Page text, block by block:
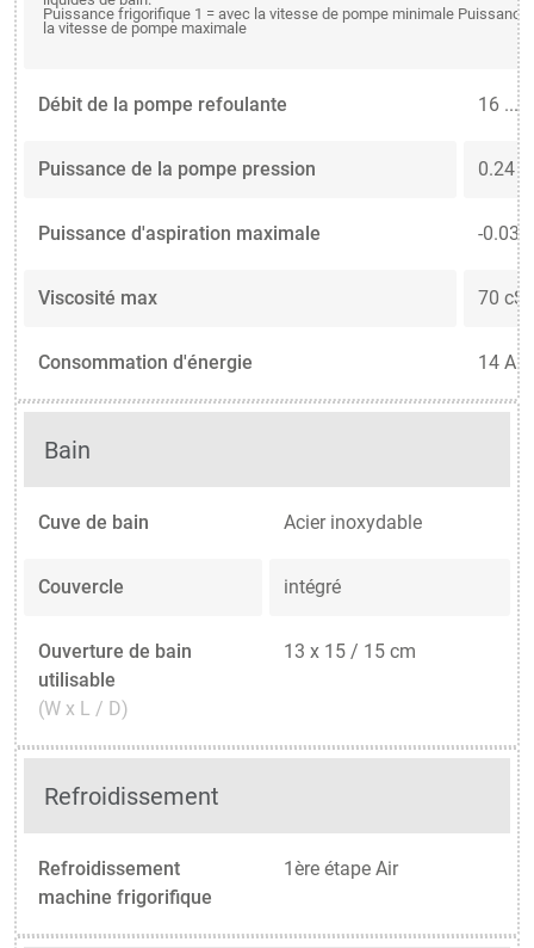
Puissance frigorifique 1 = avec la vitesse de pompe minimale
la vitesse de pompe maximale
Débit de la pompe refoulante 16 ...
Puissance de la pompe pression 0.24
Puissance d'aspiration maximale -0.03
Viscosité max 70 cSt
Consommation d'énergie 14 A
Bain
Cuve de bain Acier inoxydable
Couvercle intégré
Ouverture de bain
utilisable
(W x L / D)
13 x 15 / 15 cm
Refroidissement
Refroidissement
machine frigorifique
1ère étape Air